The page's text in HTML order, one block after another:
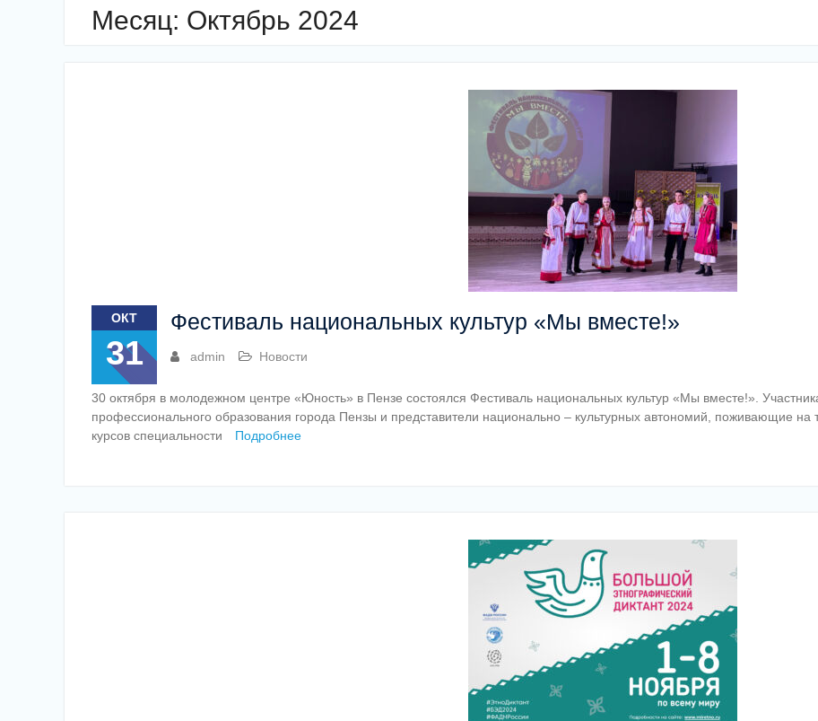
Месяц: Октябрь 2024
ОКТ
31
Фестиваль национальных культур «Мы вместе!»
admin Новости
30 октября в молодежном центре «Юность» в Пензе состоялся Фестиваль национальных культур «Мы вместе!».
профессионального образования города Пензы и представители национально – культурных автономий, поживающие
курсов специальности
Подробнее